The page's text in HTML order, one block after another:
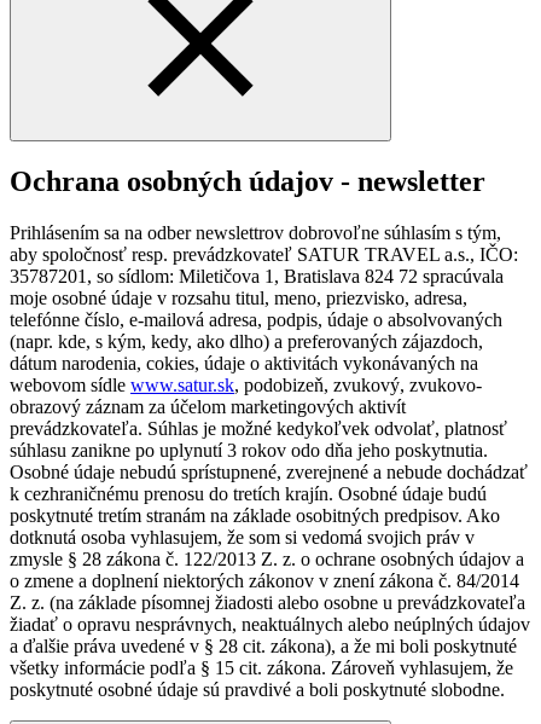
Ochrana osobných údajov - newsletter
Prihlásením sa na odber newslettrov dobrovoľne súhlasím s tým,
aby spoločnosť resp. prevádzkovateľ SATUR TRAVEL a.s., IČO:
35787201, so sídlom: Miletičova 1, Bratislava 824 72 spracúvala
moje osobné údaje v rozsahu titul, meno, priezvisko, adresa,
telefónne číslo, e-mailová adresa, podpis, údaje o absolvovaných
(napr. kde, s kým, kedy, ako dlho) a preferovaných zájazdoch,
dátum narodenia, cokies, údaje o aktivitách vykonávaných na
webovom sídle www.satur.sk, podobizeň, zvukový, zvukovo-
obrazový záznam za účelom marketingových aktivít
prevádzkovateľa. Súhlas je možné kedykoľvek odvolať, platnosť
súhlasu zanikne po uplynutí 3 rokov odo dňa jeho poskytnutia.
Osobné údaje nebudú sprístupnené, zverejnené a nebude dochádzať
k cezhraničnému prenosu do tretích krajín. Osobné údaje budú
poskytnuté tretím stranám na základe osobitných predpisov. Ako
dotknutá osoba vyhlasujem, že som si vedomá svojich práv v
zmysle § 28 zákona č. 122/2013 Z. z. o ochrane osobných údajov a
o zmene a doplnení niektorých zákonov v znení zákona č. 84/2014
Z. z. (na základe písomnej žiadosti alebo osobne u prevádzkovateľa
žiadať o opravu nesprávnych, neaktuálnych alebo neúplných údajov
a ďalšie práva uvedené v § 28 cit. zákona), a že mi boli poskytnuté
všetky informácie podľa § 15 cit. zákona. Zároveň vyhlasujem, že
poskytnuté osobné údaje sú pravdivé a boli poskytnuté slobodne.